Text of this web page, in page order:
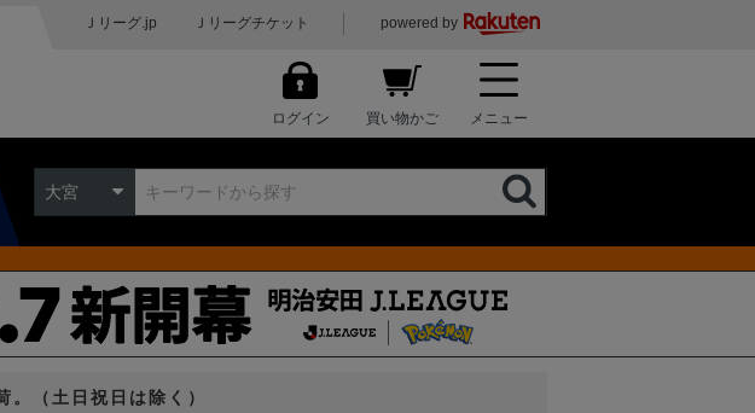
Ｊリーグ.jp Ｊリーグチケット powered by
ログイン 買い物かご メニュー
大宮
（土日祝日は除く）